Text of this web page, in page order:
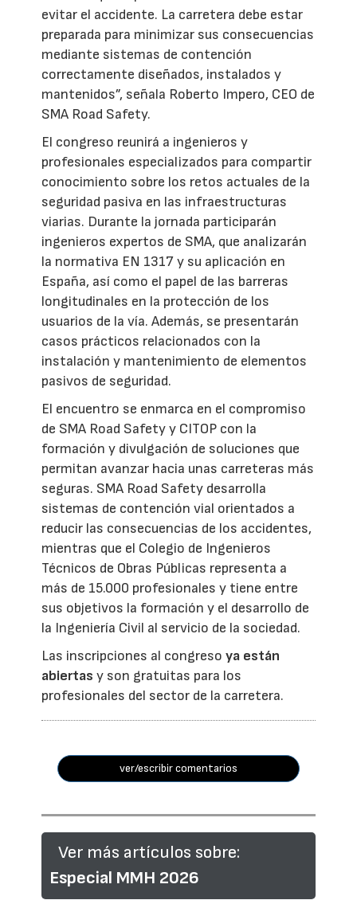
evitar el accidente. La carretera debe estar
preparada para minimizar sus consecuencias
mediante sistemas de contención
correctamente diseñados, instalados y
mantenidos”, señala Roberto Impero, CEO de
SMA Road Safety.
El congreso reunirá a ingenieros y
profesionales especializados para compartir
conocimiento sobre los retos actuales de la
seguridad pasiva en las infraestructuras
viarias. Durante la jornada participarán
ingenieros expertos de SMA, que analizarán
la normativa EN 1317 y su aplicación en
España, así como el papel de las barreras
longitudinales en la protección de los
usuarios de la vía. Además, se presentarán
casos prácticos relacionados con la
instalación y mantenimiento de elementos
pasivos de seguridad.
El encuentro se enmarca en el compromiso
de SMA Road Safety y CITOP con la
formación y divulgación de soluciones que
permitan avanzar hacia unas carreteras más
seguras. SMA Road Safety desarrolla
sistemas de contención vial orientados a
reducir las consecuencias de los accidentes,
mientras que el Colegio de Ingenieros
Técnicos de Obras Públicas representa a
más de 15.000 profesionales y tiene entre
sus objetivos la formación y el desarrollo de
la Ingeniería Civil al servicio de la sociedad.
Las inscripciones al congresoya están
abiertas y son gratuitas para los
profesionales del sector de la carretera.
ver/escribir comentarios
Ver más artículos sobre:
Especial MMH 2026